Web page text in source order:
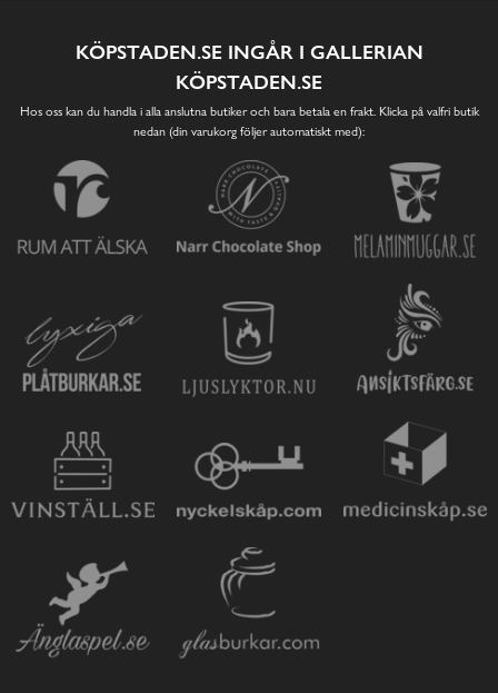
KÖPSTADEN.SE INGÅR I GALLERIAN
KÖPSTADEN.SE
Hos oss kan du handla i alla anslutna butiker och bara betala en frakt. Klicka på valfri butik
nedan (din varukorg följer automatiskt med):